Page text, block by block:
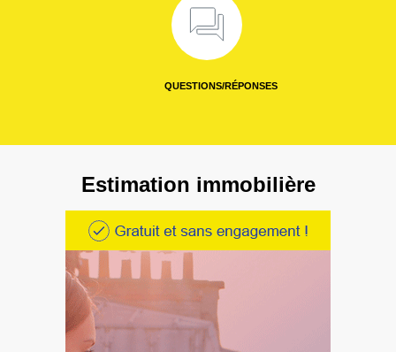
QUESTIONS/RÉPONSES
Estimation immobilière